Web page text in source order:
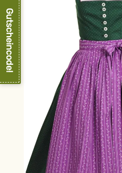
Gutscheincode!